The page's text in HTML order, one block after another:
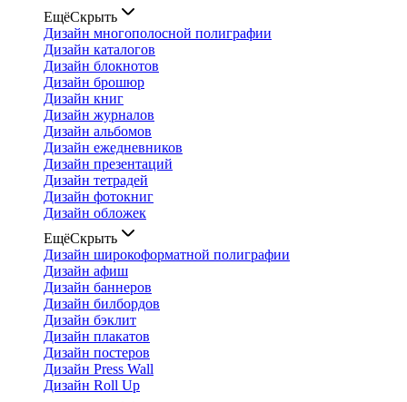
ЕщёСкрыть
Дизайн многополосной полиграфии
Дизайн каталогов
Дизайн блокнотов
Дизайн брошюр
Дизайн книг
Дизайн журналов
Дизайн альбомов
Дизайн ежедневников
Дизайн презентаций
Дизайн тетрадей
Дизайн фотокниг
Дизайн обложек
ЕщёСкрыть
Дизайн широкоформатной полиграфии
Дизайн афиш
Дизайн баннеров
Дизайн билбордов
Дизайн бэклит
Дизайн плакатов
Дизайн постеров
Дизайн Press Wall
Дизайн Roll Up